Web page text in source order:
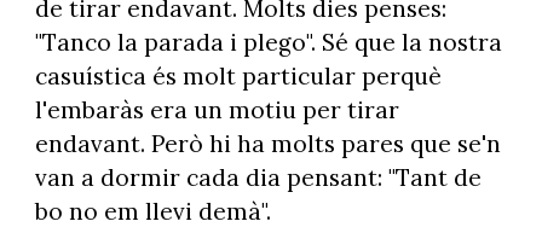
de tirar endavant. Molts dies penses:
"Tanco la parada i plego". Sé que la nostra
casuística és molt particular perquè
l'embaràs era un motiu per tirar
endavant. Però hi ha molts pares que se'n
van a dormir cada dia pensant: "Tant de
bo no em llevi demà".